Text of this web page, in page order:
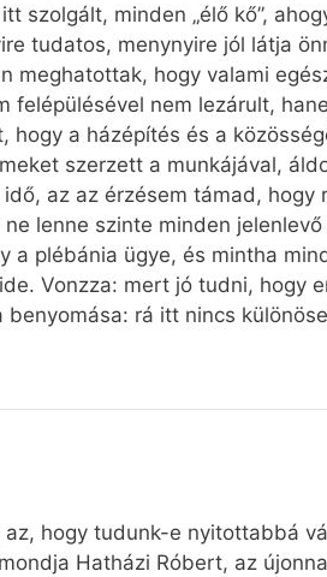
minden „élő kő”,
tudatos, menynyire jól látja
meghatottak, hogy valami
felépülésével nem lezárult,
a házépítés és a
szerzett a munkájával,
az az érzésem támad, hogy
lenne szinte minden
plébánia ügye, és mintha
Vonzza: mert jó tudni, hogy
rá itt nincs
hogy tudunk-e nyitottabbá
Hatházi Róbert, az